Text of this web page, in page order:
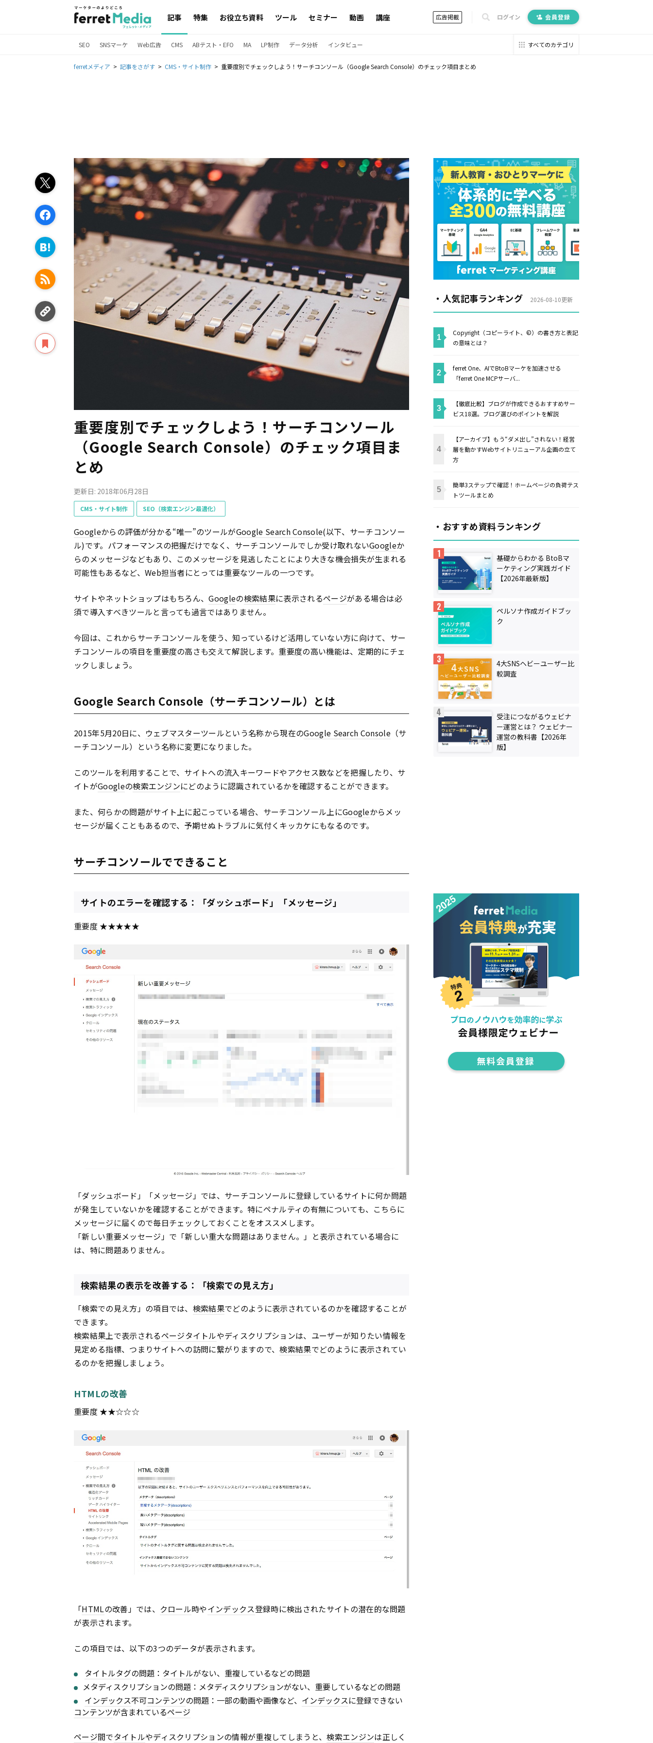
記事 特集 お役立ち資料 ツール セミナー 動画 講座 広告掲載 ログイン 会員登録
SEO SNSマーケ Web広告 CMS ABテスト・EFO MA LP制作 データ分析 インタビュー すべてのカテゴリ
ferretメディア 記事をさがす CMS・サイト制作 重要度別でチェックしよう！サーチコンソール（Google Search Console）のチェック項目まとめ
重要度別でチェックしよう！サーチコンソール
（Google Search Console）のチェック項目ま
とめ
更新日: 2018年06月28日
CMS・サイト制作 SEO（検索エンジン最適化）
Googleからの評価が分かる“唯一”のツールがGoogle Search Console(以下、サーチコンソー
ル)です。パフォーマンスの把握だけでなく、サーチコンソールでしか受け取れないGoogleか
らのメッセージなどもあり、このメッセージを見逃したことにより大きな機会損失が生まれる
可能性もあるなど、Web担当者にとっては重要なツールの一つです。
サイトやネットショップはもちろん、Googleの検索結果に表示されるページがある場合は必
須で導入すべきツールと言っても過言ではありません。
今回は、これからサーチコンソールを使う、知っているけど活用していない方に向けて、サー
チコンソールの項目を重要度の高さも交えて解説します。重要度の高い機能は、定期的にチェ
ックしましょう。
Google Search Console（サーチコンソール）とは
2015年5月20日に、 ウェブマスターツールという名称から現在のGoogle Search Console （サ
ーチコンソール）という名称に変更になりました。
このツールを利用することで、サイトへの流入キーワードやアクセス数などを把握したり、サ
イトがGoogleの検索エンジンにどのように認識されているかを確認することができます。
また、何らかの問題がサイト上に起こっている場合、サーチコンソール上にGoogleからメッ
セージが届くこともあるので、予期せぬトラブルに気付くキッカケにもなるのです。
サーチコンソールでできること
サイトのエラーを確認する：「ダッシュボード」「メッセージ」
重要度 ★★★★★
「ダッシュボード」「メッセージ」では、サーチコンソールに登録しているサイトに何か問題
が発生していないかを確認することができます。特にペナルティの有無についても、こちらに
メッセージに届くので毎日チェックしておくことをオススメします。
「新しい重要メッセージ」で「新しい重大な問題はありません。」と表示されている場合に
は、特に問題ありません。
検索結果の表示を改善する：「検索での見え方」
「検索での見え方」の項目では、 検索結果でどのように表示されているのかを確認することが
できます。
検索結果上で表示されるページタイトルやディスクリプションは、ユーザーが知りたい情報を
見定める指標、つまりサイトへの訪問に繋がりますので、検索結果でどのように表示されてい
るのかを把握しましょう。
HTMLの改善
重要度 ★★☆☆☆
「HTMLの改善」では、 クロール時やインデックス登録時に検出されたサイトの潜在的な問題
が表示されます。
この項目では、以下の3つのデータが表示されます。
タイトルタグの問題： タイトルがない、重複しているなどの問題
メタディスクリプションの問題：メタディスクリプションがない、重要しているなどの問題
インデックス不可コンテンツの問題：一部の動画や画像など、 インデックスに登録できない
コンテンツが含まれているページ
ページ間でタイトルやディスクリプションの情報が重複してしまうと、検索エンジンは正しく
・人気記事ランキング 2026-08-10更新
Copyright（コピーライト、©）の書き方と表記
の意味とは？
ferret One、AIでBtoBマーケを加速させる
「ferret One MCPサーバ...
【徹底比較】ブログが作成できるおすすめサー
ビス18選。ブログ選びのポイントを解説
【アーカイブ】もう“ダメ出し”されない！経営
層を動かすWebサイトリニューアル企画の立て
方
簡単3ステップで確認！ホームページの負荷テス
トツールまとめ
・おすすめ資料ランキング
基礎からわかる BtoBマ
ーケティング実践ガイド
【2026年最新版】
ペルソナ作成ガイドブッ
ク
4大SNSヘビーユーザー比
較調査
受注につながるウェビナ
ー運営とは？ ウェビナー
運営の教科書【2026年
版】